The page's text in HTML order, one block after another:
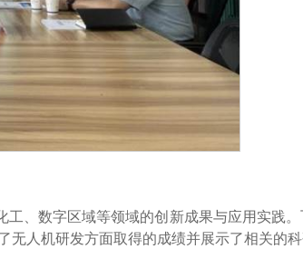
、数字区域等领域的创新成果与应用实践
人机研发方面取得的成绩并展示了相关的科